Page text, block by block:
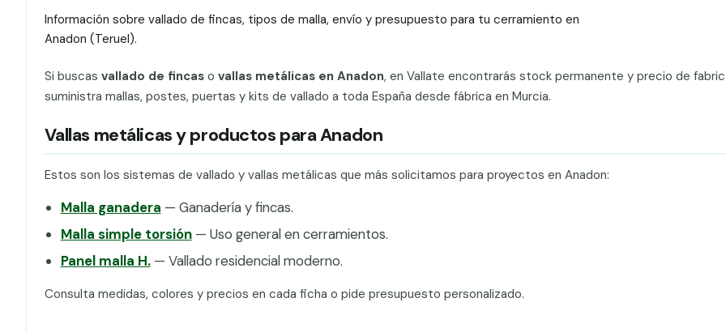
Información sobre vallado de fincas, tipos de malla, envío y presupuesto para tu cerramiento en
Anadon (Teruel).
Si buscas vallado de fincaso vallas metálicas en Anadon, en Vallate encontrarás stock permanente y precio de
suministra mallas, postes, puertas y kits de vallado a toda España desde fábrica en Murcia.
Vallas metálicas y productos para Anadon
Estos son los sistemas de vallado y vallas metálicas que más solicitamos para proyectos en Anadon:
Malla ganadera — Ganadería y fincas.
Malla simple torsión— Uso general en cerramientos.
Panel malla H.— Vallado residencial moderno.
Consulta medidas, colores y precios en cada ficha o pide presupuesto personalizado.